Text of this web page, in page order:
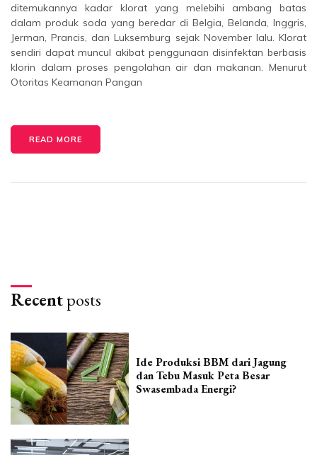
ditemukannya kadar klorat yang melebihi ambang batas
dalam produk soda yang beredar di Belgia, Belanda, Inggris,
Jerman, Prancis, dan Luksemburg sejak November lalu. Klorat
sendiri dapat muncul akibat penggunaan disinfektan berbasis
klorin dalam proses pengolahan air dan makanan. Menurut
Otoritas Keamanan Pangan
READ MORE
Recentposts
Ide Produksi BBM dari Jagung
dan Tebu Masuk Peta Besar
Swasembada Energi?